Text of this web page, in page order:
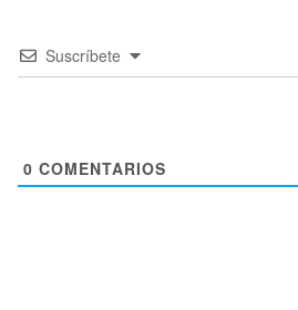
Suscríbete
0 COMENTARIOS